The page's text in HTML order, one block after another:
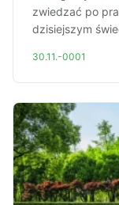
zwiedzać po
dzisiejszym
30.11.-0001